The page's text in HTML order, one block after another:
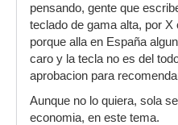
pensando, gente que
teclado de gama alta, por X
porque alla en España
caro y la tecla no es del
aprobacion para
Aunque no lo quiera, sola
economia, en este tema.